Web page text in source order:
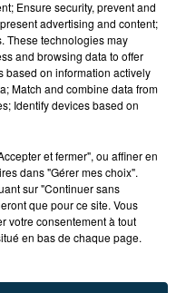
Ensure security, prevent and
advertising and content;
These technologies may
and browsing data to offer
based on information actively
Match and combine data from
Identify devices based on
et fermer", ou affiner en
dans "Gérer mes choix".
sur "Continuer sans
que pour ce site. Vous
votre consentement à tout
en bas de chaque page.